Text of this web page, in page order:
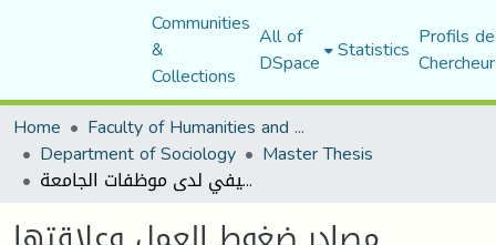
Communities
&
Collections
All of
DSpace Statistics Profils
Home
Faculty of Humanities and Social Sciences
Department of Sociology Master Thesis
مصادر ضغوط العمل وعلاقتها بالتقدم الوظيفي لدى موظفات الجامعة